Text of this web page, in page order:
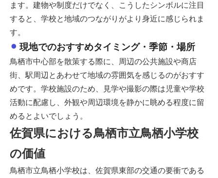
ます。建物や制度だけでなく、こうしたシンボルに注目
すると、学校と地域のつながりがより身近に感じられま
す。
現地でのおすすめタイミング・季節・場所
鳥栖市中心部を散策する際に、周辺の公共施設や商店
街、駅周辺とあわせて地域の雰囲気を感じるのがおすす
めです。学校施設のため、見学や撮影の際は児童や学校
活動に配慮し、外観や周辺環境を静かに眺める程度に留
めるとよいでしょう。
佐賀県における鳥栖市立鳥栖小学校
の価値
鳥栖市立鳥栖小学校は、佐賀県東部の交通の要衝である